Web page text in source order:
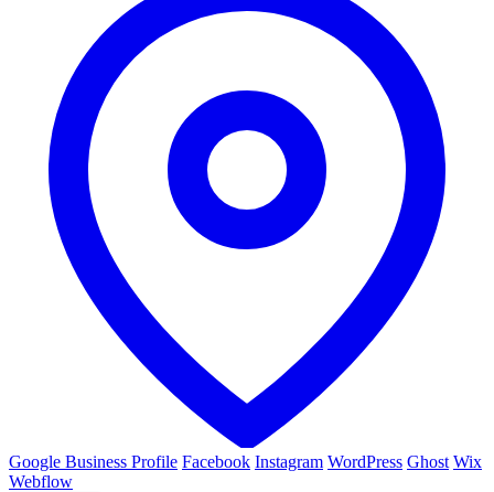
Google Business Profile Facebook Instagram WordPress Ghost Wix
Webflow